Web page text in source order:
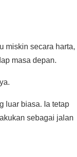
miskin secara harta,
masa depan.
luar biasa. Ia tetap
sebagai jalan